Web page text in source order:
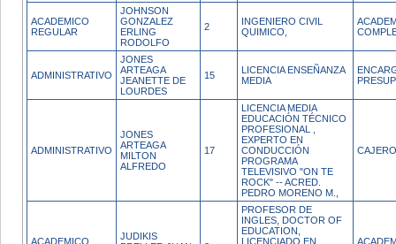
ACADEMICO
REGULAR
JOHNSON
GONZALEZ
ERLING
RODOLFO
2
INGENIERO CIVIL
QUIMICO,
ADMINISTRATIVO
JONES
ARTEAGA
JEANETTE DE
LOURDES
15
LICENCIA ENSEÑANZA
MEDIA
ADMINISTRATIVO
JONES
ARTEAGA
MILTON
ALFREDO
17
LICENCIA MEDIA
EDUCACIÓN TÉCNICO
PROFESIONAL ,
EXPERTO EN
CONDUCCIÓN
PROGRAMA
TELEVISIVO "ON TE
ROCK" -- ACRED.
PEDRO MORENO M.,
ACADEMICO
JUDIKIS
PROFESOR DE
INGLES, DOCTOR OF
EDUCATION,
LICENCIADO EN